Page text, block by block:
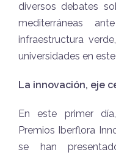
diversos debates
mediterráneas
infraestructura
universidades en
La innovación, eje
En este primer
Premios Iberflora
se han